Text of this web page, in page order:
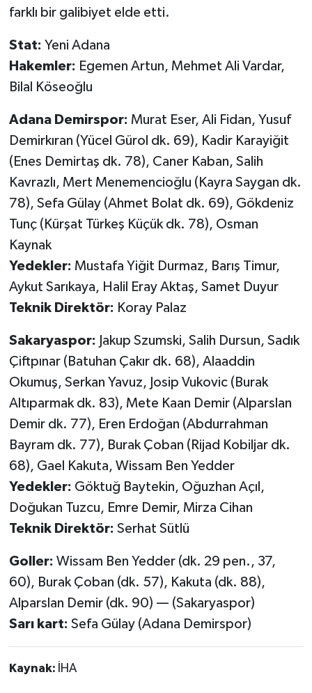
farklı bir galibiyet elde etti.
Stat: Yeni Adana
Hakemler: Egemen Artun, Mehmet Ali Vardar,
Bilal Köseoğlu
Adana Demirspor: Murat Eser, Ali Fidan, Yusuf
Demirkıran (Yücel Gürol dk. 69), Kadir Karayiğit
(Enes Demirtaş dk. 78), Caner Kaban, Salih
Kavrazlı, Mert Menemencioğlu (Kayra Saygan dk.
78), Sefa Gülay (Ahmet Bolat dk. 69), Gökdeniz
Tunç (Kürşat Türkeş Küçük dk. 78), Osman
Kaynak
Yedekler: Mustafa Yiğit Durmaz, Barış Timur,
Aykut Sarıkaya, Halil Eray Aktaş, Samet Duyur
Teknik Direktör: Koray Palaz
Sakaryaspor: Jakup Szumski, Salih Dursun, Sadık
Çiftpınar (Batuhan Çakır dk. 68), Alaaddin
Okumuş, Serkan Yavuz, Josip Vukovic (Burak
Altıparmak dk. 83), Mete Kaan Demir (Alparslan
Demir dk. 77), Eren Erdoğan (Abdurrahman
Bayram dk. 77), Burak Çoban (Rijad Kobiljar dk.
68), Gael Kakuta, Wissam Ben Yedder
Yedekler: Göktuğ Baytekin, Oğuzhan Açıl,
Doğukan Tuzcu, Emre Demir, Mirza Cihan
Teknik Direktör: Serhat Sütlü
Goller: Wissam Ben Yedder (dk. 29 pen., 37,
60), Burak Çoban (dk. 57), Kakuta (dk. 88),
Alparslan Demir (dk. 90) — (Sakaryaspor)
Sarı kart: Sefa Gülay (Adana Demirspor)
Kaynak: İHA